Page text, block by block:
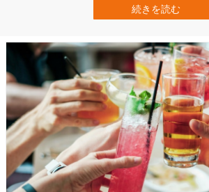
コールが検出されました。 特に「薬物のみ」
ールのみ」のケースより多かったといいます
続きを読む